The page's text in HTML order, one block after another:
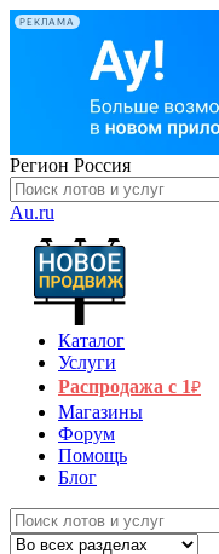
РЕКЛАМА
Регион Россия
Au.ru
Каталог
Услуги
Распродажа с 1₽
Магазины
Форум
Помощь
Блог